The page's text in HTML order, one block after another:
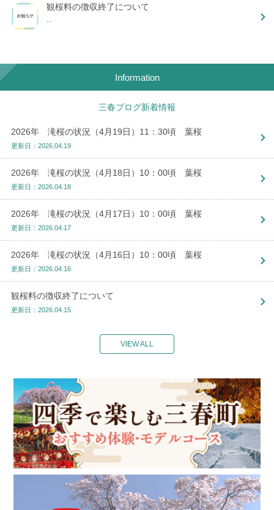
観桜料の徴収終了について
Information
三春ブログ新着情報
2026年 滝桜の状況（4月19日）11：30頃 葉桜
更新日：2026.04.19
2026年 滝桜の状況（4月18日）10：00頃 葉桜
更新日：2026.04.18
2026年 滝桜の状況（4月17日）10：00頃 葉桜
更新日：2026.04.17
2026年 滝桜の状況（4月16日）10：00頃 葉桜
更新日：2026.04.16
観桜料の徴収終了について
更新日：2026.04.15
VIEW ALL